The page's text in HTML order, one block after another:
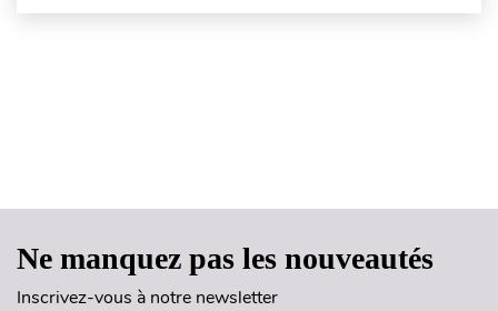
Ne manquez pas les nouveautés
Inscrivez-vous à notre newsletter